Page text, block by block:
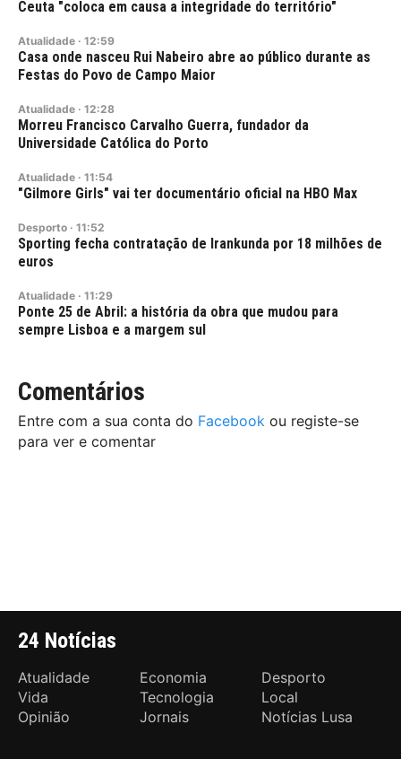
Ceuta "coloca em causa a integridade do território"
Atualidade · 12:59
Casa onde nasceu Rui Nabeiro abre ao público durante as
Festas do Povo de Campo Maior
Atualidade · 12:28
Morreu Francisco Carvalho Guerra, fundador da
Universidade Católica do Porto
Atualidade · 11:54
"Gilmore Girls" vai ter documentário oficial na HBO Max
Desporto · 11:52
Sporting fecha contratação de Irankunda por 18 milhões de
euros
Atualidade · 11:29
Ponte 25 de Abril: a história da obra que mudou para
sempre Lisboa e a margem sul
Comentários
Entre com a sua conta do Facebook ou registe-se
para ver e comentar
24 Notícias
Atualidade Economia
Desporto
Vida
Tecnologia
Local
Opinião
Jornais Notícias Lusa